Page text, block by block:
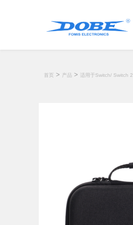
首页 > 产品 > 适用于Switch/ Switch 2